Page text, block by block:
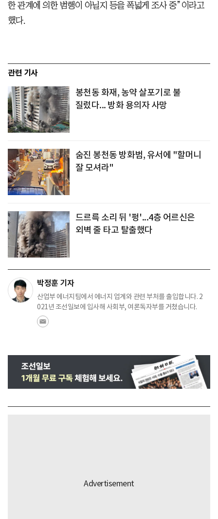
한 관계에 의한 범행이 아닐지 등을 폭넓게 조사 중”이라고
했다.
관련 기사
봉천동 화재, 농약 살포기로 불
질렀다... 방화 용의자 사망
숨진 봉천동 방화범, 유서에 "할머니
잘 모셔라"
드르륵 소리 뒤 '펑'...4층 어르신은
외벽 줄 타고 탈출했다
박정훈 기자
산업부 에너지팀에서 에너지 업계와 관련 부처를 출입합니다. 2
021년 조선일보에 입사해 사회부, 여론독자부를 거쳤습니다.